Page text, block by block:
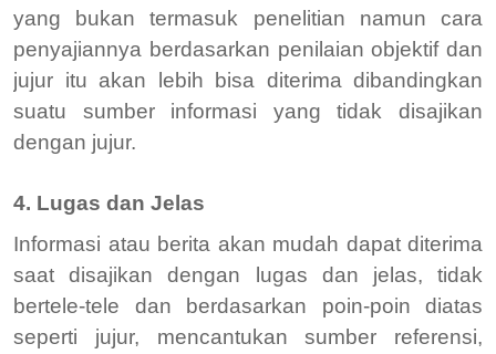
yang bukan termasuk penelitian namun cara
penyajiannya berdasarkan penilaian objektif dan
jujur itu akan lebih bisa diterima dibandingkan
suatu sumber informasi yang tidak disajikan
dengan jujur.
4. Lugas dan Jelas
Informasi atau berita akan mudah dapat diterima
saat disajikan dengan lugas dan jelas, tidak
bertele-tele dan berdasarkan poin-poin diatas
seperti jujur, mencantukan sumber referensi,